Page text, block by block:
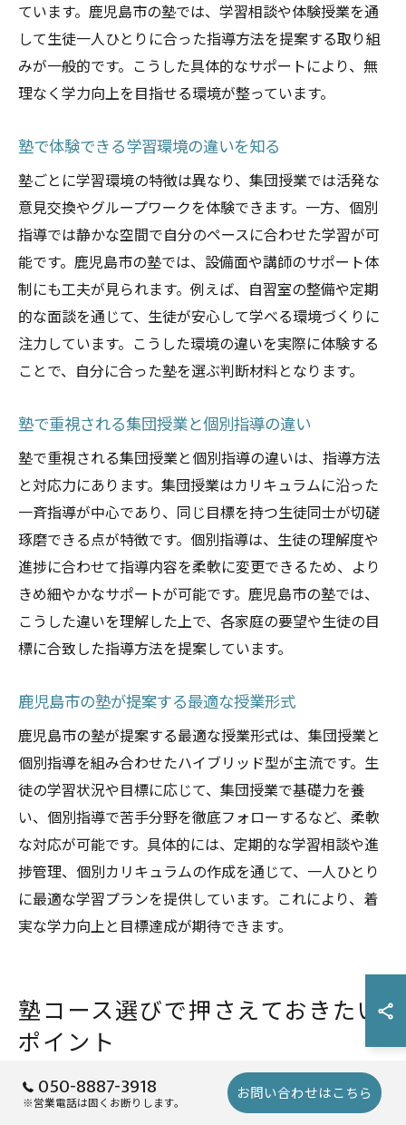
ています。鹿児島市の塾では、学習相談や体験授業を通
して生徒一人ひとりに合った指導方法を提案する取り組
みが一般的です。こうした具体的なサポートにより、無
理なく学力向上を目指せる環境が整っています。
塾で体験できる学習環境の違いを知る
塾ごとに学習環境の特徴は異なり、集団授業では活発な
意見交換やグループワークを体験できます。一方、個別
指導では静かな空間で自分のペースに合わせた学習が可
能です。鹿児島市の塾では、設備面や講師のサポート体
制にも工夫が見られます。例えば、自習室の整備や定期
的な面談を通じて、生徒が安心して学べる環境づくりに
注力しています。こうした環境の違いを実際に体験する
ことで、自分に合った塾を選ぶ判断材料となります。
塾で重視される集団授業と個別指導の違い
塾で重視される集団授業と個別指導の違いは、指導方法
と対応力にあります。集団授業はカリキュラムに沿った
一斉指導が中心であり、同じ目標を持つ生徒同士が切磋
琢磨できる点が特徴です。個別指導は、生徒の理解度や
進捗に合わせて指導内容を柔軟に変更できるため、より
きめ細やかなサポートが可能です。鹿児島市の塾では、
こうした違いを理解した上で、各家庭の要望や生徒の目
標に合致した指導方法を提案しています。
鹿児島市の塾が提案する最適な授業形式
鹿児島市の塾が提案する最適な授業形式は、集団授業と
個別指導を組み合わせたハイブリッド型が主流です。生
徒の学習状況や目標に応じて、集団授業で基礎力を養
い、個別指導で苦手分野を徹底フォローするなど、柔軟
な対応が可能です。具体的には、定期的な学習相談や進
捗管理、個別カリキュラムの作成を通じて、一人ひとり
に最適な学習プランを提供しています。これにより、着
実な学力向上と目標達成が期待できます。
塾コース選びで押さえておきたい
ポイント
050-8887-3918
※営業電話は固くお断りします。 お問い合わせはこちら